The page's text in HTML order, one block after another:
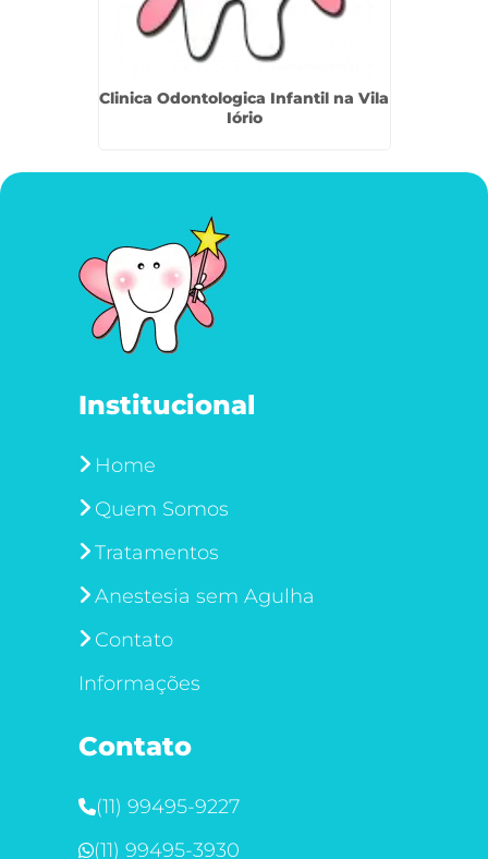
Clinica Odontologica Infantil na Vila
Iório
Institucional
Home
Quem Somos
Tratamentos
Anestesia sem Agulha
Contato
Informações
Contato
(11) 99495-9227
(11) 99495-3930